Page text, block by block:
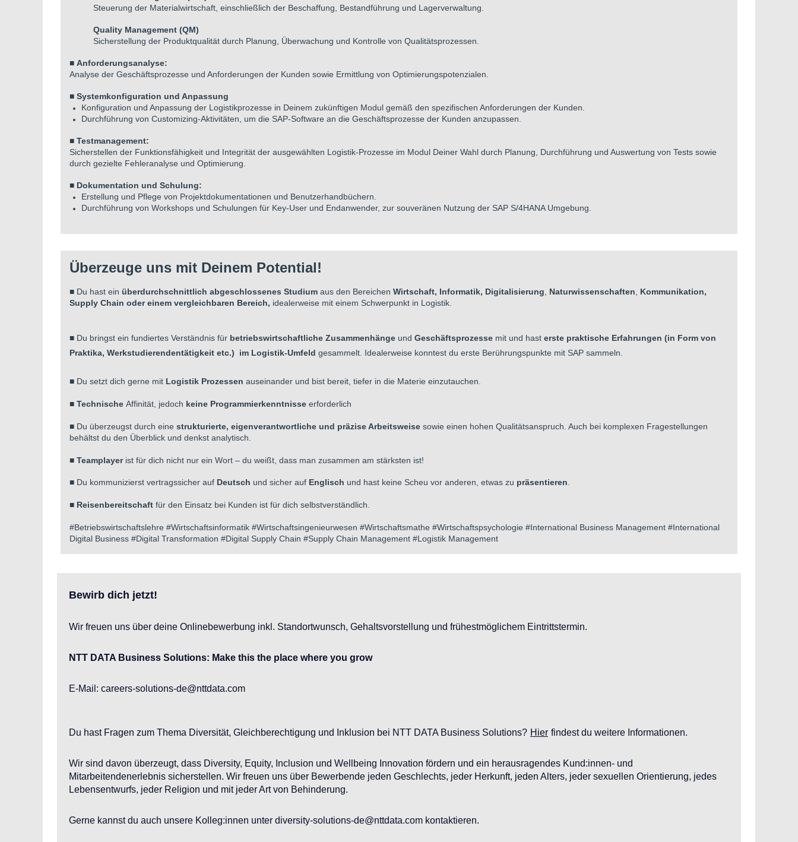
Steuerung der Materialwirtschaft, einschließlich der Beschaffung, Bestandführung und Lagerverwaltung.
Quality Management (QM)
Sicherstellung der Produktqualität durch Planung, Überwachung und Kontrolle von Qualitätsprozessen.
■Anforderungsanalyse:
Analyse der Geschäftsprozesse und Anforderungen der Kunden sowie Ermittlung von Optimierungspotenzialen.
■Systemkonfiguration und Anpassung
Konfiguration und Anpassung der Logistikprozesse in Deinem zukünftigen Modul gemäß den spezifischen Anforderungen der Kunden.
Durchführung von Customizing-Aktivitäten, um die SAP-Software an die Geschäftsprozesse der Kunden anzupassen.
■Testmanagement:
Sicherstellen der Funktionsfähigkeit und Integrität der ausgewählten Logistik-Prozesse im Modul Deiner Wahl durch Planung, Durchführung und Auswertung von Tests sowie
durch gezielte Fehleranalyse und Optimierung.
■ Dokumentation und Schulung:
Erstellung und Pflege von Projektdokumentationen und Benutzerhandbüchern.
Durchführung von Workshops und Schulungen für Key-User und Endanwender, zur souveränen Nutzung der SAP S/4HANA Umgebung.
Überzeuge uns mit Deinem Potential!
■ Du hast einüberdurchschnittlich abgeschlossenes Studium aus den BereichenWirtschaft, Informatik, Digitalisierung, Naturwissenschaften, Kommunikation,
Supply Chain oder einem vergleichbaren Bereich, idealerweise mit einem Schwerpunkt in Logistik.
■ Du bringst ein fundiertes Verständnis für betriebswirtschaftliche Zusammenhänge undGeschäftsprozesse mit und hasterste praktische Erfahrungen (in Form von
Praktika, Werkstudierendentätigkeit etc.) im Logistik-Umfeldgesammelt. Idealerweise konntest du erste Berührungspunkte mit SAP sammeln.
■ Du setzt dich gerne mit Logistik Prozessen auseinander und bist bereit, tiefer in die Materie einzutauchen.
■Technische Affinität, jedoch keine Programmierkenntnisseerforderlich
■ Du überzeugst durch einestrukturierte, eigenverantwortliche und präzise Arbeitsweise sowie einen hohen Qualitätsanspruch. Auch bei komplexen Fragestellungen
behältst du den Überblick und denkst analytisch.
■Teamplayerist für dich nicht nur ein Wort – du weißt, dass man zusammen am stärksten ist!
■ Du kommunizierst vertragssicher auf Deutsch und sicher auf Englisch und hast keine Scheu vor anderen, etwas zu präsentieren.
■ Reisenbereitschaft für den Einsatz bei Kunden ist für dich selbstverständlich.
#Betriebswirtschaftslehre #Wirtschaftsinformatik #Wirtschaftsingenieurwesen #Wirtschaftsmathe #Wirtschaftspsychologie #International Business Management #International
Digital Business #Digital Transformation #Digital Supply Chain #Supply Chain Management #Logistik Management
Bewirb dich jetzt!
Wir freuen uns über deine Onlinebewerbung inkl. Standortwunsch, Gehaltsvorstellung und frühestmöglichem Eintrittstermin.
NTT DATA Business Solutions: Make this the place where you grow
E-Mail: careers-solutions-de@nttdata.com
Du hast Fragen zum Thema Diversität, Gleichberechtigung und Inklusion bei NTT DATA Business Solutions? Hier findest du weitere Informationen.
Wir sind davon überzeugt, dass Diversity, Equity, Inclusion und Wellbeing Innovation fördern und ein herausragendes Kund:innen- und
Mitarbeitendenerlebnis sicherstellen. Wir freuen uns über Bewerbende jeden Geschlechts, jeder Herkunft, jeden Alters, jeder sexuellen Orientierung, jedes
Lebensentwurfs, jeder Religion und mit jeder Art von Behinderung.
Gerne kannst du auch unsere Kolleg:innen unter diversity-solutions-de@nttdata.com kontaktieren.